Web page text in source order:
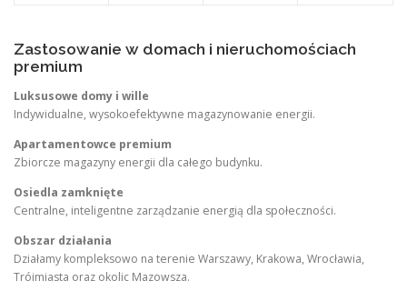
Zastosowanie w domach i nieruchomościach
premium
Luksusowe domy i wille
Indywidualne, wysokoefektywne magazynowanie energii.
Apartamentowce premium
Zbiorcze magazyny energii dla całego budynku.
Osiedla zamknięte
Centralne, inteligentne zarządzanie energią dla społeczności.
Obszar działania
Działamy kompleksowo na terenie Warszawy, Krakowa, Wrocławia,
Trójmiasta oraz okolic Mazowsza.